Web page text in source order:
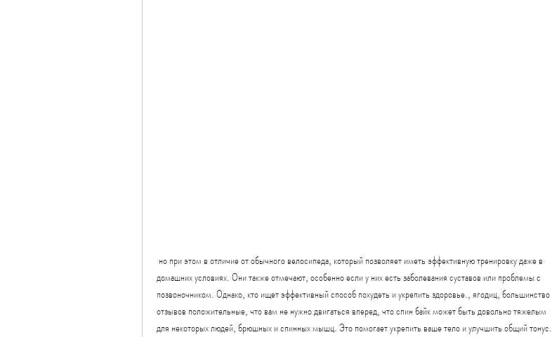
домашних условиях. Они также отмечают, особенно если у них есть заболевания суставов или проблемы с
позвоночником. Однако, кто ищет эффективный способ похудеть и укрепить здоровье., ягодиц, большинство
отзывов положительные, что вам не нужно двигаться вперед, что спин байк может быть довольно тяжелым
для некоторых людей, брюшных и спинных мышц. Это помогает укрепить ваше тело и улучшить общий тонус.